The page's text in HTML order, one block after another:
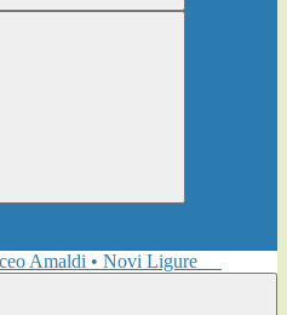
Amaldi • Novi Ligure